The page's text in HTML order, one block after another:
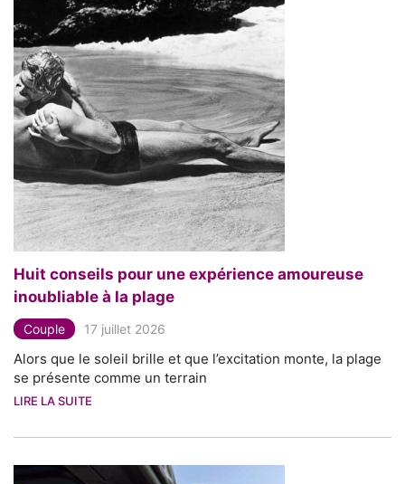
Huit conseils pour une expérience amoureuse
inoubliable à la plage
Couple 17 juillet 2026
Alors que le soleil brille et que l’excitation monte, la plage
se présente comme un terrain
LIRE LA SUITE